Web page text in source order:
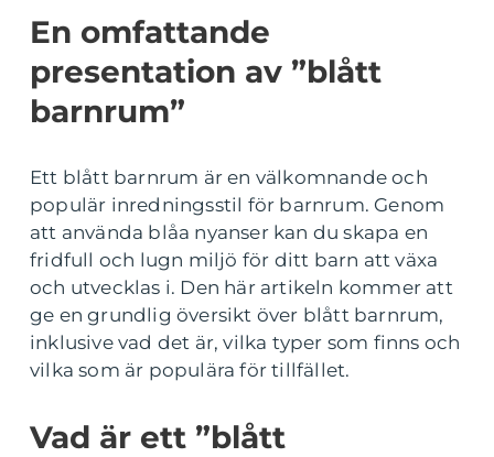
En omfattande
presentation av ”blått
barnrum”
Ett blått barnrum är en välkomnande och
populär inredningsstil för barnrum. Genom
att använda blåa nyanser kan du skapa en
fridfull och lugn miljö för ditt barn att växa
och utvecklas i. Den här artikeln kommer att
ge en grundlig översikt över blått barnrum,
inklusive vad det är, vilka typer som finns och
vilka som är populära för tillfället.
Vad är ett ”blått